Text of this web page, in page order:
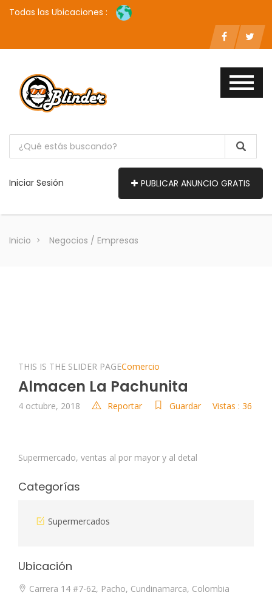
Todas las Ubicaciones :
Iniciar Sesión PUBLICAR ANUNCIO GRATIS
Inicio Negocios / Empresas
THIS IS THE SLIDER PAGEComercio
Almacen La Pachunita
4 octubre, 2018 Reportar Guardar Vistas : 36
Supermercado, ventas al por mayor y al detal
Categorías
Supermercados
Ubicación
Carrera 14 #7-62, Pacho, Cundinamarca, Colombia